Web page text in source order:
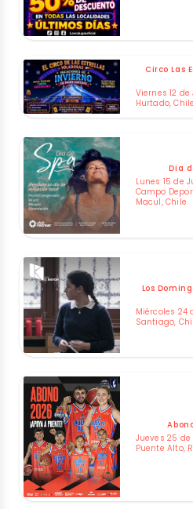
Circo Las
Viernes 12 de
Hurtado, Chile
Dia
Lunes 15 de
Campo
Macul, Chile
Los
Miércoles 24
Santiago,
Jueves 25
Puente Alto,